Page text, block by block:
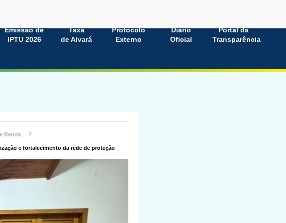
Emissão de
IPTU 2026
Taxa
de Alvará
Protocolo
Externo
Diário
Oficial
Portal da
Transparência
Renda
e fortalecimento da rede de proteção